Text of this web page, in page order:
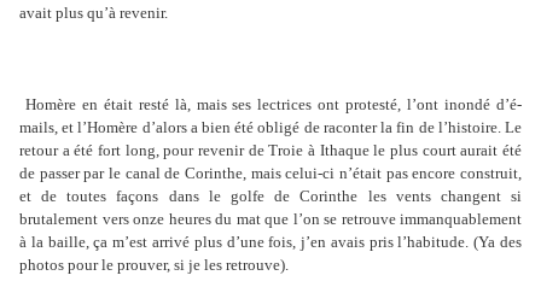
avait plus qu’à revenir.
Homère en était resté là, mais ses lectrices ont protesté, l’ont inondé d’é-
mails, et l’Homère d’alors a bien été obligé de raconter la fin de l’histoire. Le
retour a été fort long, pour revenir de Troie à Ithaque le plus court aurait été
de passer par le canal de Corinthe, mais celui-ci n’était pas encore construit,
et de toutes façons dans le golfe de Corinthe les vents changent si
brutalement vers onze heures du mat que l’on se retrouve immanquablement
à la baille, ça m’est arrivé plus d’une fois, j’en avais pris l’habitude. (Ya des
photos pour le prouver, si je les retrouve).